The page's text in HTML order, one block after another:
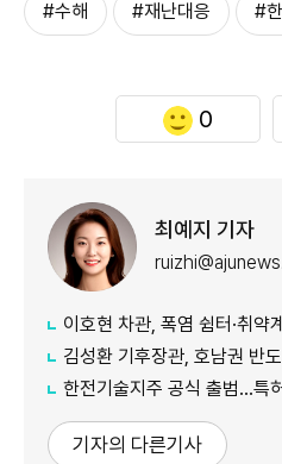
#수해 #재난대응 #
0
최예지 기자
이호현 차관, 폭염 쉼터·취약계층
김성환 기후장관, 호남권 반도체 산단
한전기술지주 공식 출범…특허 8000
기자의 다른기사